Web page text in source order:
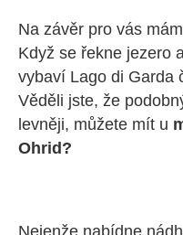
Na závěr pro vás
Když se řekne jezero
vybaví Lago di Garda
Věděli jste, že
levněji, můžete mít u
Ohrid?